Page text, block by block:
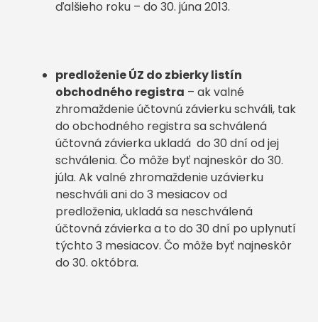
ďalšieho roku – do 30. júna 2013.
predloženie ÚZ do zbierky listín
obchodného registra – ak valné
zhromaždenie účtovnú závierku schváli, tak
do obchodného registra sa schválená
účtovná závierka ukladá do 30 dní od jej
schválenia. Čo môže byť najneskôr do 30.
júla. Ak valné zhromaždenie uzávierku
neschváli ani do 3 mesiacov od
predloženia, ukladá sa neschválená
účtovná závierka a to do 30 dní po uplynutí
týchto 3 mesiacov. Čo môže byť najneskôr
do 30. októbra.